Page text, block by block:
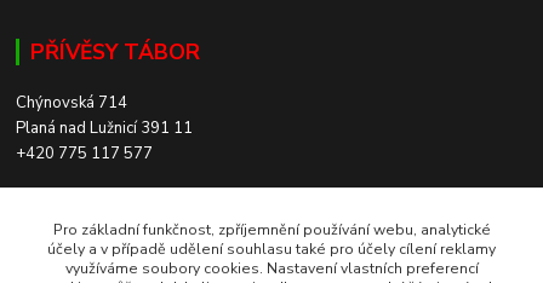
PŘÍVĚSY TÁBOR
Chýnovská 714
Planá nad Lužnicí 391 11
+420 775 117 577
Pro základní funkčnost, zpříjemnění používání webu, analytické
účely a v případě udělení souhlasu také pro účely cílení reklamy
využíváme soubory cookies. Nastavení vlastních preferencí